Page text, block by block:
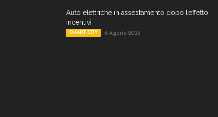
Auto elettriche in assestamento dopo l’effetto
incentivi
SMART CITY 6 Agosto 2026